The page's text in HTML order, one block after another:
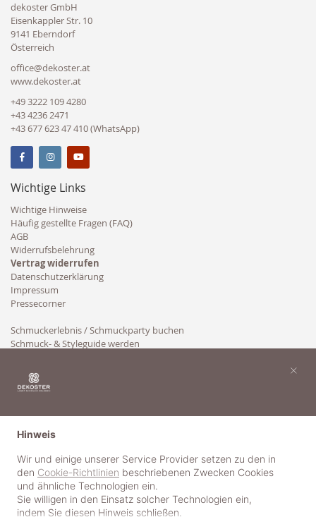
dekoster GmbH
Eisenkappler Str. 10
9141 Eberndorf
Österreich
office@dekoster.at
www.dekoster.at
+49 3222 109 4280
+43 4236 2471
+43 677 623 47 410 (WhatsApp)
Wichtige Links
Wichtige Hinweise
Häufig gestellte Fragen (FAQ)
AGB
Widerrufsbelehrung
Vertrag widerrufen
Datenschutzerklärung
Impressum
Pressecorner
Schmuckerlebnis / Schmuckparty buchen
Schmuck- & Styleguide werden
Hinweis
Wir und einige unserer Service Provider setzen zu den in
den Cookie-Richtlinien beschriebenen Zwecken Cookies
und ähnliche Technologien ein.
Sie willigen in den Einsatz solcher Technologien ein,
indem Sie diesen Hinweis schließen.
×